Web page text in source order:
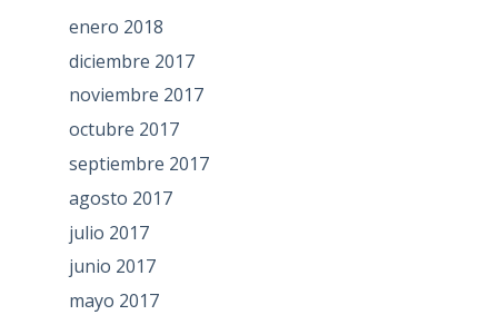
enero 2018
diciembre 2017
noviembre 2017
octubre 2017
septiembre 2017
agosto 2017
julio 2017
junio 2017
mayo 2017